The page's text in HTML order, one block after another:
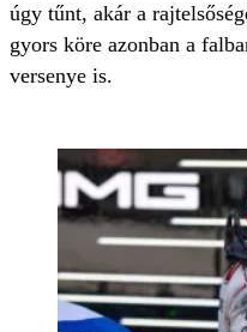
úgy tűnt, akár a
gyors köre azonban a
versenye is.